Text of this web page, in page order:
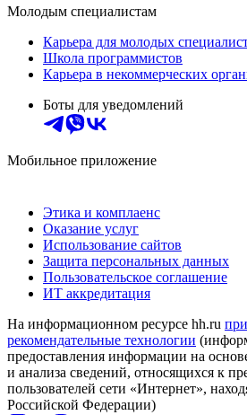
Молодым специалистам
Карьера для молодых
Школа программистов
Карьера в некоммерческих
Боты для уведомлений
Мобильное приложение
Этика и комплаенс
Оказание услуг
Использование сайтов
Защита персональных данных
Пользовательское соглашение
ИТ аккредитация
На информационном ресурсе hh.ru
рекомендательные технологии
предоставления информации на
и анализа сведений, относящихся к
пользователей сети «Интернет»,
Российской Федерации)